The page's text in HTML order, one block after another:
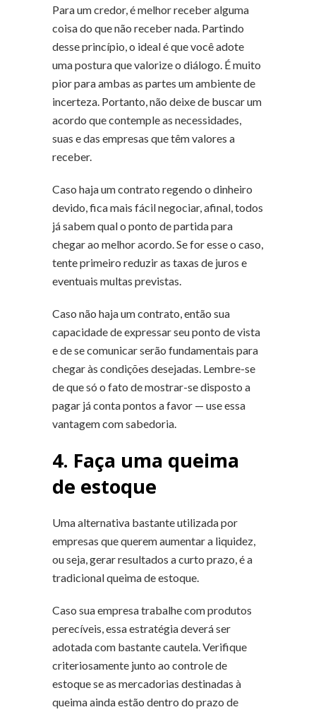
Para um credor, é melhor receber alguma
coisa do que não receber nada. Partindo
desse princípio, o ideal é que você adote
uma postura que valorize o diálogo. É muito
pior para ambas as partes um ambiente de
incerteza. Portanto, não deixe de buscar um
acordo que contemple as necessidades,
suas e das empresas que têm valores a
receber.
Caso haja um contrato regendo o dinheiro
devido, fica mais fácil negociar, afinal, todos
já sabem qual o ponto de partida para
chegar ao melhor acordo. Se for esse o caso,
tente primeiro reduzir as taxas de juros e
eventuais multas previstas.
Caso não haja um contrato, então sua
capacidade de expressar seu ponto de vista
e de se comunicar serão fundamentais para
chegar às condições desejadas. Lembre-se
de que só o fato de mostrar-se disposto a
pagar já conta pontos a favor — use essa
vantagem com sabedoria.
4. Faça uma queima
de estoque
Uma alternativa bastante utilizada por
empresas que querem aumentar a liquidez,
ou seja, gerar resultados a curto prazo, é a
tradicional queima de estoque.
Caso sua empresa trabalhe com produtos
perecíveis, essa estratégia deverá ser
adotada com bastante cautela. Verifique
criteriosamente junto ao controle de
estoque se as mercadorias destinadas à
queima ainda estão dentro do prazo de